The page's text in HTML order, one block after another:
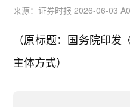
来源：证券时报 2026-06-03
（原标题：国务院印
主体方式）